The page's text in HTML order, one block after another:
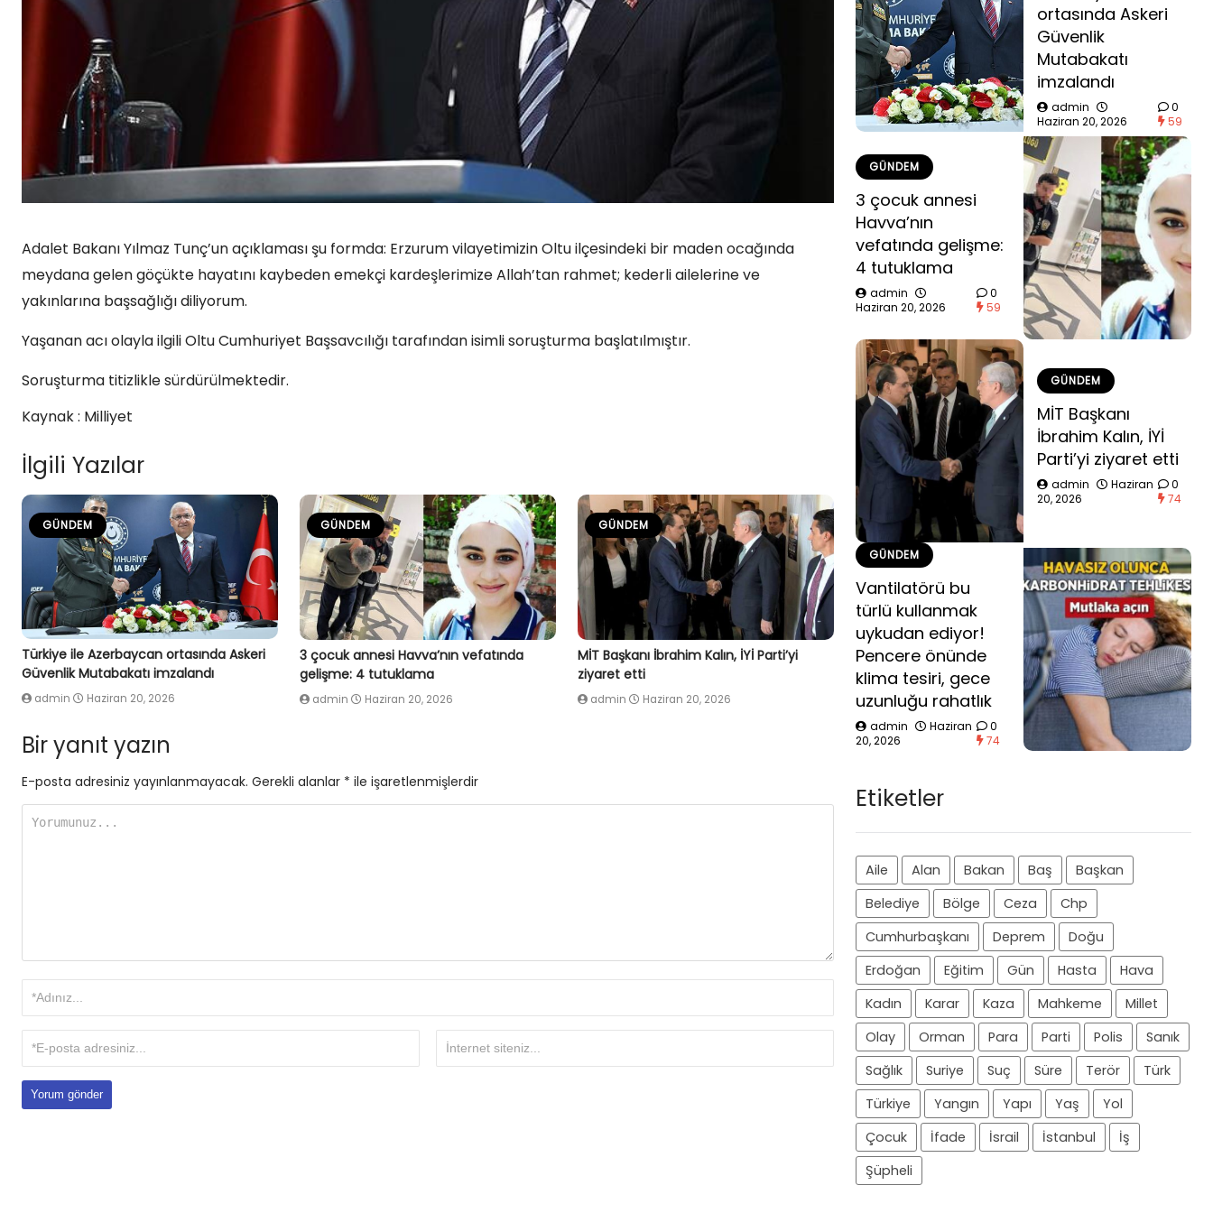
Adalet Bakanı Yılmaz Tunç’un açıklaması şu formda: Erzurum vilayetimizin Oltu ilçesindeki bir maden ocağında
meydana gelen göçükte hayatını kaybeden emekçi kardeşlerimize Allah’tan rahmet; kederli ailelerine ve
yakınlarına başsağlığı diliyorum.
Yaşanan acı olayla ilgili Oltu Cumhuriyet Başsavcılığı tarafından isimli soruşturma başlatılmıştır.
Soruşturma titizlikle sürdürülmektedir.
Kaynak : Milliyet
İlgili Yazılar
GÜNDEM
Türkiye ile Azerbaycan ortasında Askeri
Güvenlik Mutabakatı imzalandı
admin Haziran 20, 2026
GÜNDEM
3 çocuk annesi Havva’nın vefatında
gelişme: 4 tutuklama
admin Haziran 20, 2026
GÜNDEM
MİT Başkanı İbrahim Kalın, İYİ Parti’yi
ziyaret etti
admin Haziran 20, 2026
Bir yanıt yazın
E-posta adresiniz yayınlanmayacak. Gerekli alanlar * ile işaretlenmişlerdir
ortasında Askeri
Güvenlik
Mutabakatı
imzalandı
admin
Haziran 20, 2026
0
59
GÜNDEM
3 çocuk annesi
Havva’nın
vefatında gelişme:
4 tutuklama
admin
Haziran 20, 2026
0
59
GÜNDEM
MİT Başkanı
İbrahim Kalın, İYİ
Parti’yi ziyaret etti
admin
Haziran
20, 2026
0
74
GÜNDEM
Vantilatörü bu
türlü kullanmak
uykudan ediyor!
Pencere önünde
klima tesiri, gece
uzunluğu rahatlık
admin
Haziran
20, 2026
0
74
Etiketler
Aile Alan Bakan Baş
Başkan
Belediye
Bölge Ceza
Chp
Cumhurbaşkanı
Deprem
Doğu
Erdoğan
Eğitim Gün Hasta
Hava
Kadın
Karar Kaza Mahkeme
Millet
Olay
Orman Para Parti Polis
Sanık
Sağlık
Suriye Suç Süre Terör
Türk
Türkiye
Yangın Yapı Yaş
Yol
Çocuk
İfade İsrail İstanbul
İş
Şüpheli